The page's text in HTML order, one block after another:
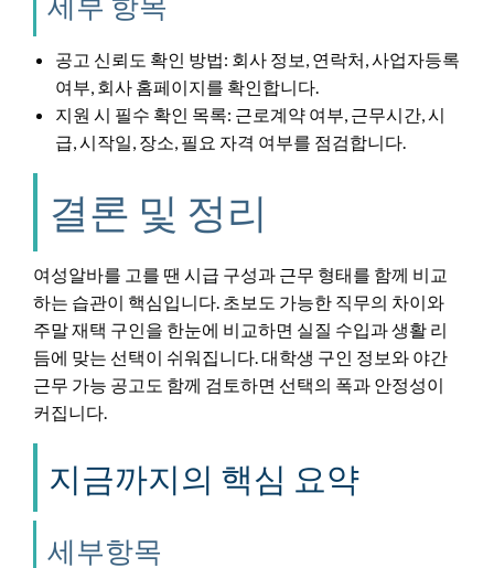
공고 신뢰도 확인 방법: 회사 정보, 연락처, 사업자등록
여부, 회사 홈페이지를 확인합니다.
지원 시 필수 확인 목록: 근로계약 여부, 근무시간, 시
급, 시작일, 장소, 필요 자격 여부를 점검합니다.
결론 및 정리
여성알바를 고를 땐 시급 구성과 근무 형태를 함께 비교
하는 습관이 핵심입니다. 초보도 가능한 직무의 차이와
주말 재택 구인을 한눈에 비교하면 실질 수입과 생활 리
듬에 맞는 선택이 쉬워집니다. 대학생 구인 정보와 야간
근무 가능 공고도 함께 검토하면 선택의 폭과 안정성이
커집니다.
지금까지의 핵심 요약
세부항목